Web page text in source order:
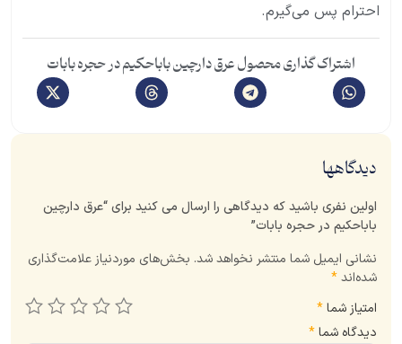
دیدگاهها
اولین نفری باشید که دیدگاهی را ارسال می کنید برای “عرق دارچین
باباحکیم در حجره بابات”
نشانی ایمیل شما منتشر نخواهد شد. بخش‌های موردنیاز علامت‌گذاری
شده‌اند*
امتیاز شما*
دیدگاه شما*
احترام پس می‌گیرم.
اشتراک گذاری محصول عرق دارچین باباحکیم در حجره بابات